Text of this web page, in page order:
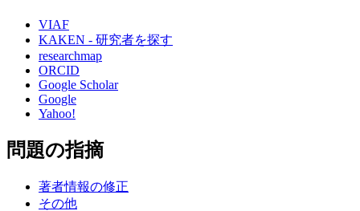
VIAF
KAKEN - 研究者を探す
researchmap
ORCID
Google Scholar
Google
Yahoo!
問題の指摘
著者情報の修正
その他